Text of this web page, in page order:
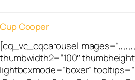
Cup Cooper
[cq_vc_cqcarousel
thumbwidth2=“100″
lightboxmode=“boxer“